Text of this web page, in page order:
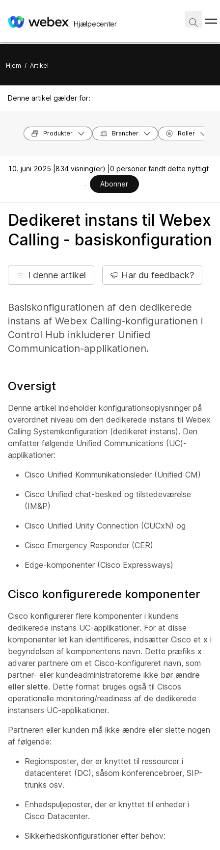
Hjælpecenter
Hjem / Artikel
Denne artikel gælder for:
Produkter Brancher Roller
10. juni 2025 | 834 visning(er) | 0 personer fandt dette nyttigt
Abonner
Dedikeret instans til Webex
Calling - basiskonfiguration
I denne artikel Har du feedback?
Basiskonfigurationen af den dedikerede
instans af Webex Calling-konfigurationen i
Control Hub inkluderer Unified
Communication-applikationen.
Oversigt
Denne artikel indeholder konfigurationsoplysninger på
overordnet niveau om den dedikerede instans til Webex
Calling Systemkonfiguration (dedikeret instans). Den
omfatter følgende Unified Communications (UC)-
applikationer:
Cisco Unified Kommunikationsleder (Unified CM)
Cisco Unified chat-besked og tilstedeværelse
(IM&P)
Cisco Unified Unity Connection (CUCxN) og
Cisco Emergency Responder (CER)
Edge-komponenter (Cisco Expressways)
Cisco konfigurerede komponenter
Cisco konfigurerer flere komponenter i kundens
dedikerede instans UC-applikationer. For at disse
komponenter let kan identificeres, indsætter Cisco et x i
begyndelsen af komponentens navn. Dette præfiks x
advarer partnere om et Cisco-konfigureret navn, som
partner- eller kundeadministratorerne ikke bør ændre
eller slette. Dette format bruges også til Ciscos
operationelle monitoring/readiness af de dedikerede
instansers UC-applikationer.
Partneren eller kunden må ikke ændre eller slette nogen
af følgende:
Regionsposter, der er knyttet til ressourcer i
datacenteret (DC), såsom konferencebroer, SIP-
trunks osv.
Enhedspuljeposter, der er knyttet til enheder i
Cisco Datacenter.
Sikkerhedskonfigurationer efter behov: